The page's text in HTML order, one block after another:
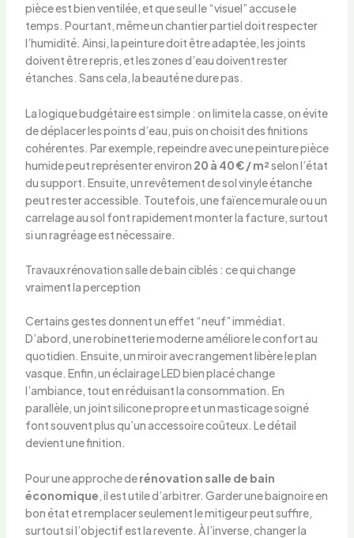
pièce est bien ventilée, et que seul le “visuel” accuse le
temps. Pourtant, même un chantier partiel doit respecter
l’humidité. Ainsi, la peinture doit être adaptée, les joints
doivent être repris, et les zones d’eau doivent rester
étanches. Sans cela, la beauté ne dure pas.
La logique budgétaire est simple : on limite la casse, on évite
de déplacer les points d’eau, puis on choisit des finitions
cohérentes. Par exemple, repeindre avec une peinture pièce
humide peut représenter environ 20 à 40 € / m²selon l’état
du support. Ensuite, un revêtement de sol vinyle étanche
peut rester accessible. Toutefois, une faïence murale ou un
carrelage au sol font rapidement monter la facture, surtout
si un ragréage est nécessaire.
Travaux rénovation salle de bain ciblés : ce qui change
vraiment la perception
Certains gestes donnent un effet “neuf” immédiat.
D’abord, une robinetterie moderne améliore le confort au
quotidien. Ensuite, un miroir avec rangement libère le plan
vasque. Enfin, un éclairage LED bien placé change
l’ambiance, tout en réduisant la consommation. En
parallèle, un joint silicone propre et un masticage soigné
font souvent plus qu’un accessoire coûteux. Le détail
devient une finition.
Pour une approche derénovation salle de bain
économique , il est utile d’arbitrer. Garder une baignoire en
bon état et remplacer seulement le mitigeur peut suffire,
surtout si l’objectif est la revente. À l’inverse, changer la